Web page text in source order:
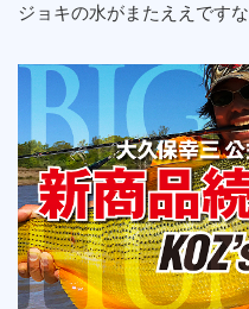
ジョキの水がまたええですな